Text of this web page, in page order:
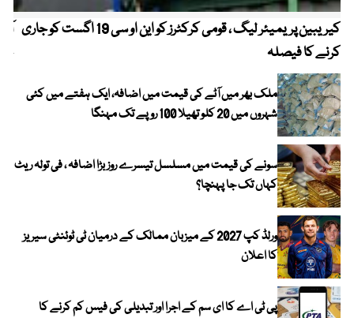
کیریبین پریمیئر لیگ ، قومی کرکٹرز کو این او سی 19 اگست کو جاری
کرنے کا فیصلہ
ملک بھر میں آٹے کی قیمت میں اضافہ، ایک ہفتے میں کئی
شہروں میں 20 کلو تھیلا 100 روپے تک مہنگا
سونے کی قیمت میں مسلسل تیسرے روز بڑا اضافہ ، فی تولہ ریٹ
کہاں تک جا پہنچا؟
ورلڈ کپ 2027 کے میزبان ممالک کے درمیان ٹی ٹوئنٹی سیریز
کا اعلان
پی ٹی اے کا ای سم کے اجرا اور تبدیلی کی فیس کم کرنے کا